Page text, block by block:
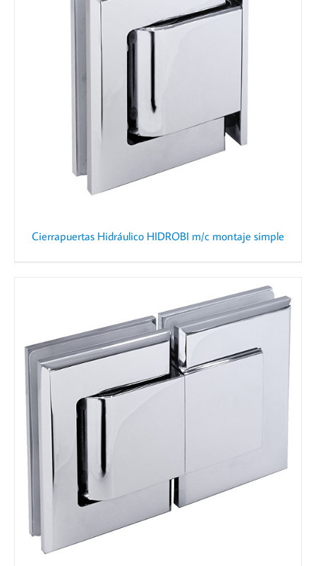
Cierrapuertas Hidráulico HIDROBI m/c montaje simple